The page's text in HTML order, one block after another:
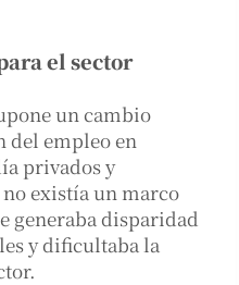
el sector
un cambio
del empleo en
privados y
existía un marco
generaba disparidad
y dificultaba la